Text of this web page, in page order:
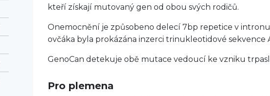
kteří získají mutovaný gen od obou svých rodičů.
Onemocnění je způsobeno delecí 7bp repetice v
ovčáka byla prokázána inzerci trinukleotidové sekvence
GenoCan detekuje obě mutace vedoucí ke vzniku
Pro plemena